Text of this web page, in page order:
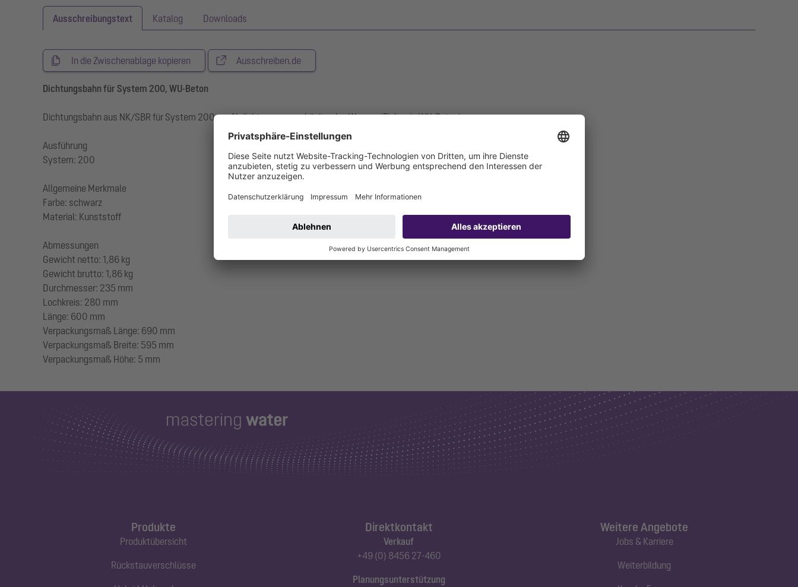
Ausschreibungstext Katalog Downloads
In die Zwischenablage kopieren Ausschreiben.de
Dichtungsbahn für System 200, WU-Beton
Dichtungsbahn aus NK/SBR für System 200 zur Abdichtung gegen drückendes Wasser (Einbau in WU-Beton)
Ausführung
System: 200
Allgemeine Merkmale
Farbe: schwarz
Material: Kunststoff
Abmessungen
Gewicht netto: 1,86 kg
Gewicht brutto: 1,86 kg
Durchmesser: 235 mm
Lochkreis: 280 mm
Länge: 600 mm
Verpackungsmaß Länge: 690 mm
Verpackungsmaß Breite: 595 mm
Produkte
Produktübersicht
Rückstauverschlüsse
Direktkontakt
Verkauf
+49 (0) 8456 27-460
Planungsunterstützung
Weitere Angebote
Jobs & Karriere
Weiterbildung